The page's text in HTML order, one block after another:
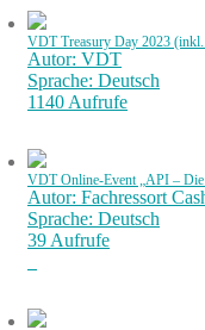
VDT Treasury Day 2023
Autor: VDT
Sprache: Deutsch
1140 Aufrufe
VDT Online-Event „API –
Autor: Fachressort
Sprache: Deutsch
39 Aufrufe